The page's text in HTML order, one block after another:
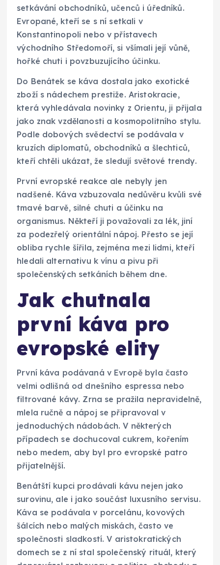
setkávání obchodníků, učenců i úředníků.
Evropané, kteří se s ní setkali v
Konstantinopoli nebo v přístavech
východního Středomoří, si všímali její vůně,
hořké chuti i povzbuzujícího účinku.
Do Benátek se káva dostala jako exotické
zboží s nádechem prestiže. Aristokracie,
která vyhledávala novinky z Orientu, ji přijala
jako znak vzdělanosti a kosmopolitního stylu.
Podle dobových svědectví se podávala v
kruzích diplomatů, obchodníků a šlechticů,
kteří chtěli ukázat, že sledují světové trendy.
První evropské reakce ale nebyly jen
nadšené. Káva vzbuzovala nedůvěru kvůli své
tmavé barvě, silné chuti a účinku na
organismus. Někteří ji považovali za lék, jiní
za podezřelý orientální nápoj. Přesto se její
obliba rychle šířila, zejména mezi lidmi, kteří
hledali alternativu k vínu a pivu při
společenských setkáních během dne.
Jak chutnala
první káva pro
evropské elity
První káva podávaná v Evropě byla často
velmi odlišná od dnešního espressa nebo
filtrované kávy. Zrna se pražila nepravidelně,
mlela ručně a nápoj se připravoval v
jednoduchých nádobách. V některých
případech se dochucoval cukrem, kořením
nebo medem, aby byl pro evropské patro
přijatelnější.
Benátští kupci prodávali kávu nejen jako
surovinu, ale i jako součást luxusního servisu.
Káva se podávala v porcelánu, kovových
šálcích nebo malých miskách, často ve
společnosti sladkostí. V aristokratických
domech se z ní stal společenský rituál, který